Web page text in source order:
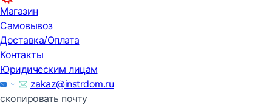
Магазин
Самовывоз
Доставка/Оплата
Контакты
Юридическим лицам
zakaz@instrdom.ru
скопировать почту